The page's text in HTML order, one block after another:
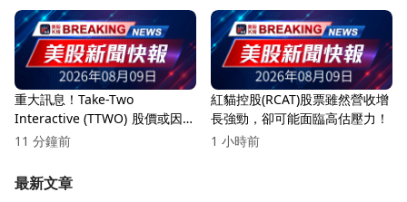
重大訊息！Take-Two
Interactive (TTWO) 股價或因
GTA VI發布確認而過度膨脹
11 分鐘前
紅貓控股(RCAT)股票雖然營收增
長強勁，卻可能面臨高估壓力！
1 小時前
最新文章